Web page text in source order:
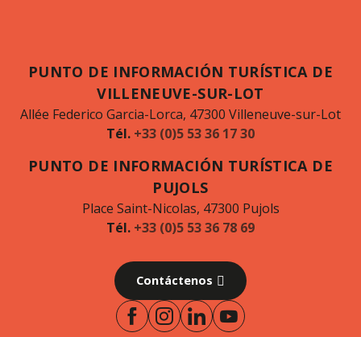
PUNTO DE INFORMACIÓN TURÍSTICA DE
VILLENEUVE-SUR-LOT
Allée Federico Garcia-Lorca, 47300 Villeneuve-sur-Lot
Tél. +33 (0)5 53 36 17 30
PUNTO DE INFORMACIÓN TURÍSTICA DE
PUJOLS
Place Saint-Nicolas, 47300 Pujols
Tél. +33 (0)5 53 36 78 69
Contáctenos